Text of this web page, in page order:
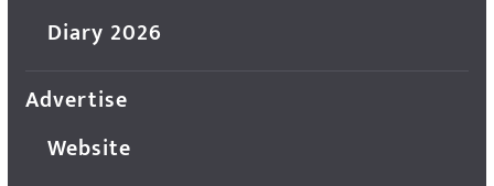
Diary 2026
Advertise
Website